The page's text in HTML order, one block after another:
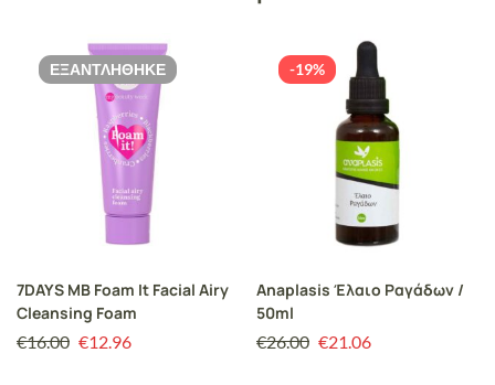
ΕΞΑΝΤΛΉΘΗΚΕ
7DAYS MB Foam It Facial Airy
Cleansing Foam
€16.00 €12.96
-19%
Anaplasis Έλαιο Ραγάδων /
50ml
€26.00 €21.06